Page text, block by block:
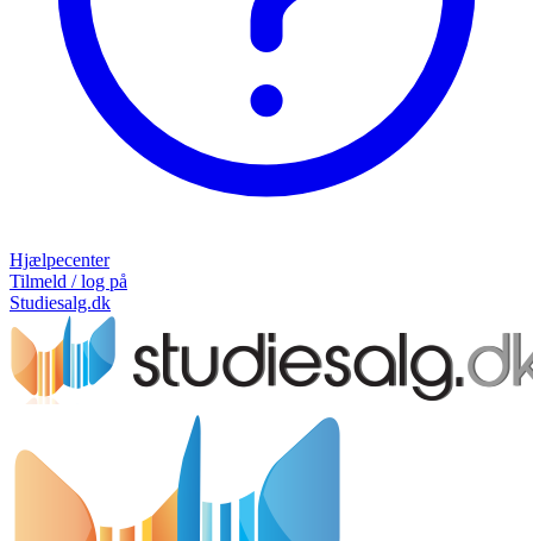
Hjælpecenter
Tilmeld / log på
Studiesalg.dk